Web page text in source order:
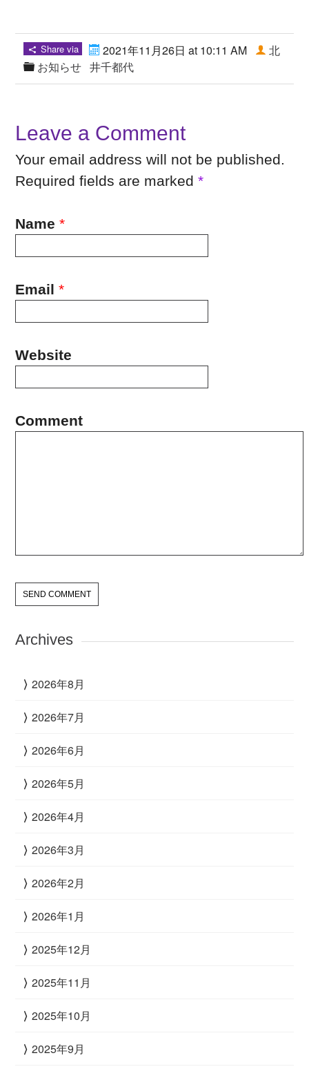
Share via
2021年11月26日 at 10:11 AM
お知らせ
北
井千都代
Leave a Comment
Your email address will not be published.
Required fields are marked*
Name *
Email *
Website
Comment
Archives
2026年8月
2026年7月
2026年6月
2026年5月
2026年4月
2026年3月
2026年2月
2026年1月
2025年12月
2025年11月
2025年10月
2025年9月